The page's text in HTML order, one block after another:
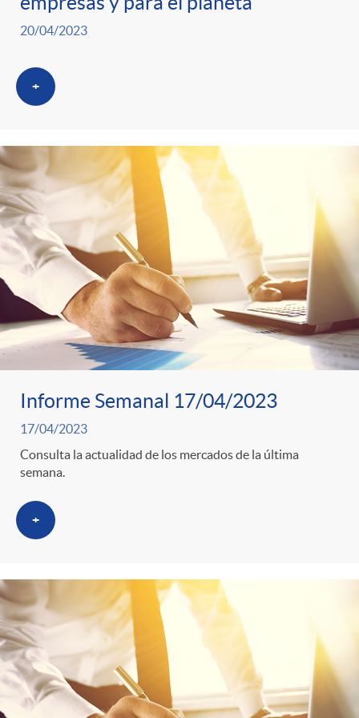
e
g
o
r
i
a
s
20/04/2023
+
Informe Semanal 17/04/2023
17/04/2023
Consulta la actualidad de los mercados de la última
semana.
+